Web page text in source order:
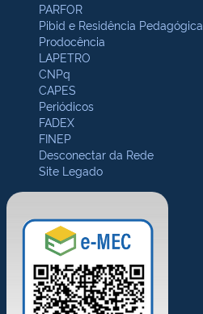
PARFOR
Pibid e Residência Pedagógica
Prodocência
LAPETRO
CNPq
CAPES
Periódicos
FADEX
FINEP
Desconectar da Rede
Site Legado